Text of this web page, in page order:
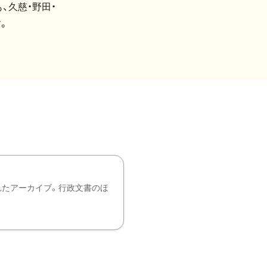
慈・野田・
アーカイブ。行政文書のほ